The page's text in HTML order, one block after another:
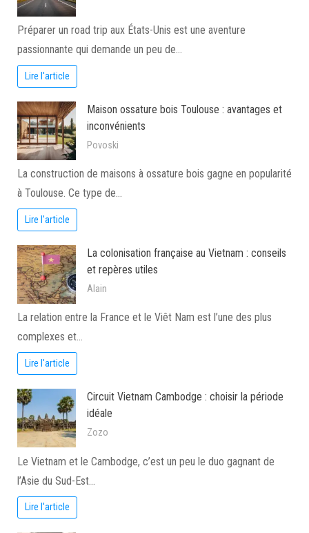
Préparer un road trip aux États-Unis est une aventure
passionnante qui demande un peu de…
Lire l'article
Maison ossature bois Toulouse : avantages et
inconvénients
Povoski
La construction de maisons à ossature bois gagne en popularité
à Toulouse. Ce type de…
Lire l'article
La colonisation française au Vietnam : conseils
et repères utiles
Alain
La relation entre la France et le Viêt Nam est l’une des plus
complexes et…
Lire l'article
Circuit Vietnam Cambodge : choisir la période
idéale
Zozo
Le Vietnam et le Cambodge, c’est un peu le duo gagnant de
l’Asie du Sud-Est…
Lire l'article